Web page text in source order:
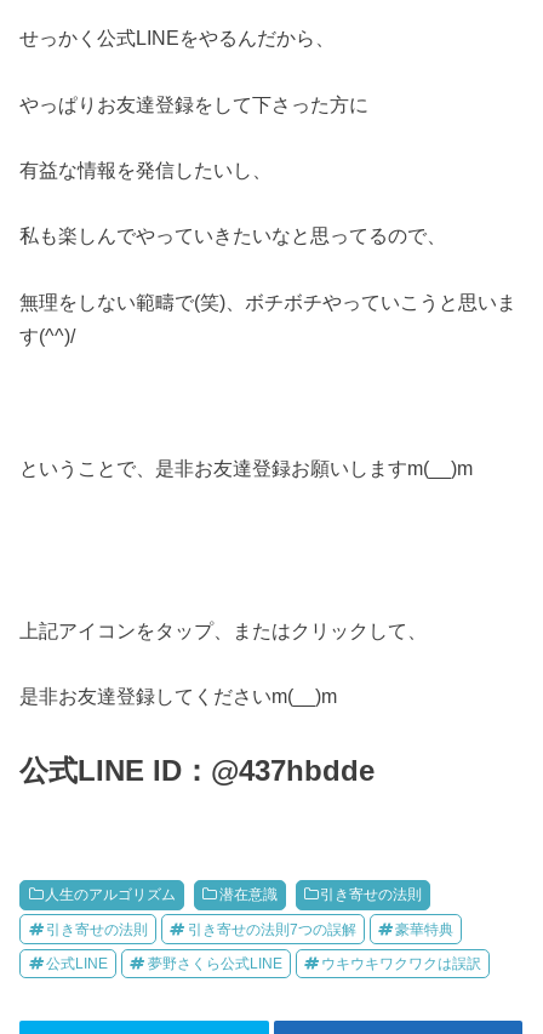
せっかく公式LINEをやるんだから、
やっぱりお友達登録をして下さった方に
有益な情報を発信したいし、
私も楽しんでやっていきたいなと思ってるので、
無理をしない範疇で(笑)、ボチボチやっていこうと思いま
す(^^)/
ということで、是非お友達登録お願いしますm(__)m
上記アイコンをタップ、またはクリックして、
是非お友達登録してくださいm(__)m
公式LINE ID：@437hbdde
人生のアルゴリズム 潜在意識 引き寄せの法則
引き寄せの法則 引き寄せの法則7つの誤解 豪華特典
公式LINE 夢野さくら公式LINE ウキウキワクワクは誤訳